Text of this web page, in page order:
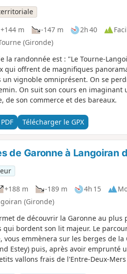
+144 m -147 m 2h 40
(Gironde)
la randonnée est : "Le Tourne-
qui offrent de magnifiques
vignoble omniprésent. On se
On suit son cours en
de son commerce et des bareaux.
Télécharger le GPX
de Garonne à Langoiran
+188 m -189 m 4h 15
(Gironde)
de découvrir la Garonne au
qui bordent son lit majeur. Le
vous emmènera sur les berges de
Estey) puis, après avoir emprunté
vallons frais de l'Entre-Deux-